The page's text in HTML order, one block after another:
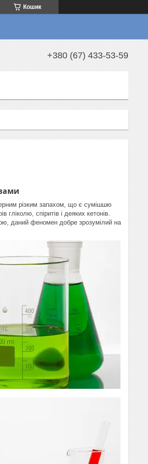
Кошик
+380 (67) 433-53-59
різким запахом, що є сумішшю
гліколю, спіритів і деяких кетонів.
даний феномен добре зрозумілий на